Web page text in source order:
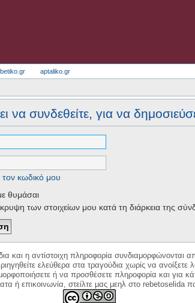
aptaliko.gr
να συνδεθείτε, για να
κωδικό μου
θυμάσαι
των στοιχείων μου κατά τη διάρκεια της
και η αντίστοιχη πληροφορία συνδιαμορφώνονται
ελεύθερα στα τραγούδια χωρίς να ανοίξετε
ή να προσθέσετε πληροφορία και για
ή επικοινωνία, στείλτε μας μεηλ στο rebetoselida